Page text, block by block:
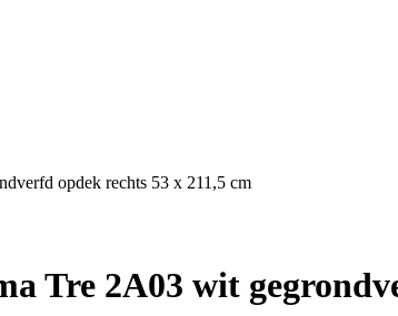
opdek rechts 53 x 211,5 cm
Tre 2A03 wit